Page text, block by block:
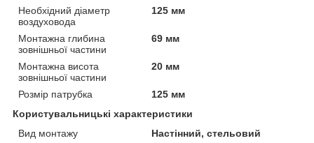
Необхідний діаметр
воздуховода
125 мм
Монтажна глибина
зовнішньої частини
69 мм
Монтажна висота
зовнішньої частини
20 мм
Розмір патрубка
125 мм
Користувальницькі характеристики
Вид монтажу
Настінний, стельовий